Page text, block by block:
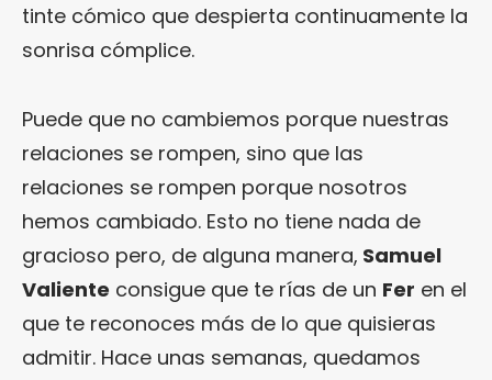
tinte cómico que despierta continuamente la
sonrisa cómplice.
Puede que no cambiemos porque nuestras
relaciones se rompen, sino que las
relaciones se rompen porque nosotros
hemos cambiado. Esto no tiene nada de
gracioso pero, de alguna manera, Samuel
Valiente consigue que te rías de un Fer en el
que te reconoces más de lo que quisieras
admitir. Hace unas semanas, quedamos